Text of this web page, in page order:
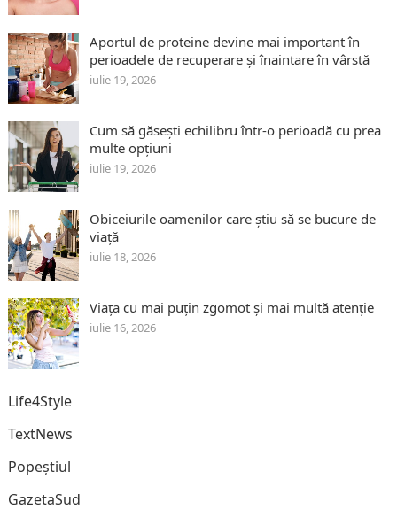
Aportul de proteine devine mai important în
perioadele de recuperare și înaintare în vârstă
iulie 19, 2026
Cum să găsești echilibru într-o perioadă cu prea
multe opțiuni
iulie 19, 2026
Obiceiurile oamenilor care știu să se bucure de
viață
iulie 18, 2026
Viața cu mai puțin zgomot și mai multă atenție
iulie 16, 2026
Life4Style
TextNews
Popeștiul
GazetaSud